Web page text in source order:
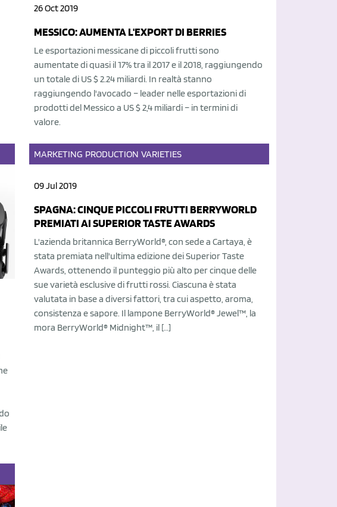
26 Oct 2019
MESSICO: AUMENTA L'EXPORT DI BERRIES
Le esportazioni messicane di piccoli frutti sono
aumentate di quasi il 17% tra il 2017 e il 2018, raggiungendo
un totale di US $ 2.24 miliardi. In realtà stanno
raggiungendo l'avocado – leader nelle esportazioni di
prodotti del Messico a US $ 2,4 miliardi – in termini di
valore.
MARKETING PRODUCTION VARIETIES
09 Jul 2019
SPAGNA: CINQUE PICCOLI FRUTTI BERRYWORLD
PREMIATI AI SUPERIOR TASTE AWARDS
L'azienda britannica BerryWorld®, con sede a Cartaya, è
stata premiata nell'ultima edizione dei Superior Taste
Awards, ottenendo il punteggio più alto per cinque delle
sue varietà esclusive di frutti rossi. Ciascuna è stata
valutata in base a diversi fattori, tra cui aspetto, aroma,
consistenza e sapore. Il lampone BerryWorld® Jewel™, la
mora BerryWorld® Midnight™, il […]